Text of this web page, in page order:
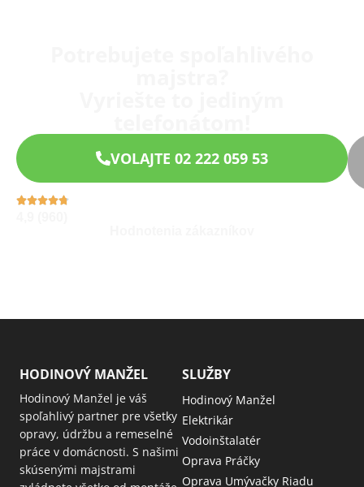
VOLAJTE 02 222 059 53
HODINOVÝ MANŽEL
Hodinový Manžel je váš
spoľahlivý partner pre všetky
opravy, údržbu a remeselné
práce v domácnosti. S našimi
skúsenými majstrami
SLUŽBY
Hodinový Manžel
Elektrikár
Vodoinštalatér
Oprava Práčky
Oprava Umývačky Riadu